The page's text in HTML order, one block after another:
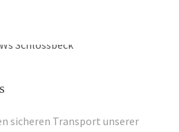
sicheren Transport unserer